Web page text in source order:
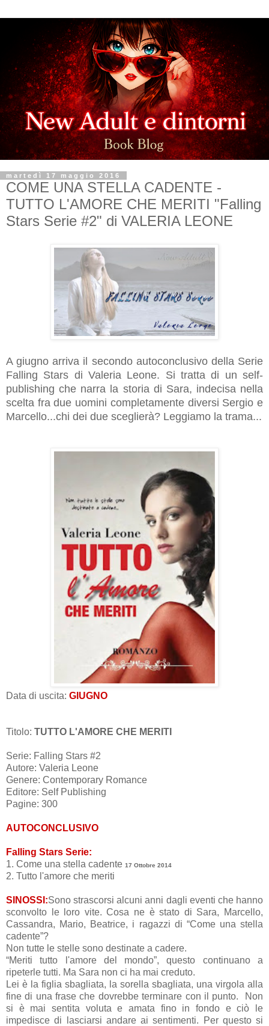
martedì 17 maggio 2016
COME UNA STELLA CADENTE -
TUTTO L'AMORE CHE MERITI "Falling
Stars Serie #2" di VALERIA LEONE
A giugno arriva il secondo autoconclusivo della Serie
Falling Stars di Valeria Leone. Si tratta di un self-
publishing che narra la storia di Sara, indecisa nella
scelta fra due uomini completamente diversi Sergio e
Marcello...chi dei due sceglierà? Leggiamo la trama...
Data di uscita: GIUGNO
Titolo: TUTTO L'AMORE CHE MERITI
Serie: Falling Stars #2
Autore: Valeria Leone
Genere: Contemporary Romance
Editore: Self Publishing
Pagine: 300
AUTOCONCLUSIVO
Falling Stars Serie:
1. Come una stella cadente 17 Ottobre 2014
2. Tutto l'amore che meriti
SINOSSI:Sono strascorsi alcuni anni dagli eventi che hanno
sconvolto le loro vite. Cosa ne è stato di Sara, Marcello,
Cassandra, Mario, Beatrice, i ragazzi di “Come una stella
cadente”?
Non tutte le stelle sono destinate a cadere.
“Meriti tutto l'amore del mondo”, questo continuano a
ripeterle tutti. Ma Sara non ci ha mai creduto.
Lei è la figlia sbagliata, la sorella sbagliata, una virgola alla
fine di una frase che dovrebbe terminare con il punto. Non
si è mai sentita voluta e amata fino in fondo e ciò le
impedisce di lasciarsi andare ai sentimenti. Per questo si